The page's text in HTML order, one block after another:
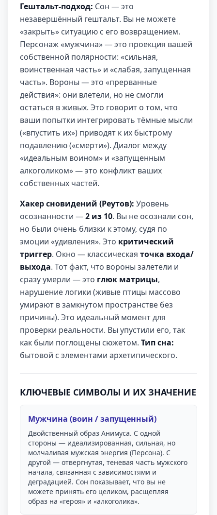
Гештальт-подход: Сон — это
незавершённый гештальт. Вы не можете
«закрыть» ситуацию с его возвращением.
Персонаж «мужчина» — это проекция вашей
собственной полярности: «сильная,
воинственная часть» и «слабая, запущенная
часть». Вороны — это «прерванные
действия»: они влетели, но не смогли
остаться в живых. Это говорит о том, что
ваши попытки интегрировать тёмные мысли
(«впустить их») приводят к их быстрому
подавлению («смерти»). Диалог между
«идеальным воином» и «запущенным
алкоголиком» — это конфликт ваших
собственных частей.
Хакер сновидений (Реутов): Уровень
осознанности —2 из 10. Вы не осознали сон,
но были очень близки к этому, судя по
эмоции «удивления». Это критический
триггер. Окно — классическая точка входа/
выхода. Тот факт, что вороны залетели и
сразу умерли — это глюк матрицы,
нарушение логики (живые птицы массово
умирают в замкнутом пространстве без
причины). Это идеальный момент для
проверки реальности. Вы упустили его, так
как были поглощены сюжетом. Тип сна:
бытовой с элементами архетипического.
КЛЮЧЕВЫЕ СИМВОЛЫ И ИХ ЗНАЧЕНИЕ
Мужчина (воин / запущенный)
Двойственный образ Анимуса. С одной
стороны — идеализированная, сильная, но
молчаливая мужская энергия (Персона). С
другой — отвергнутая, теневая часть мужского
начала, связанная с зависимостями и
деградацией. Сон показывает, что вы не
можете принять его целиком, расщепляя
образ на «героя» и «алкоголика».